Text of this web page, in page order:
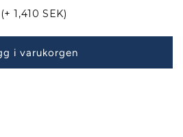
(+ 1,410 SEK)
i varukorgen